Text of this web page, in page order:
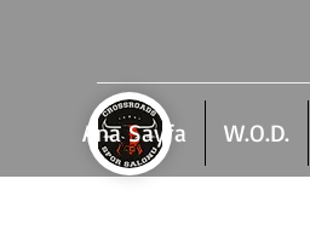
Ana Sayfa W.O.D.